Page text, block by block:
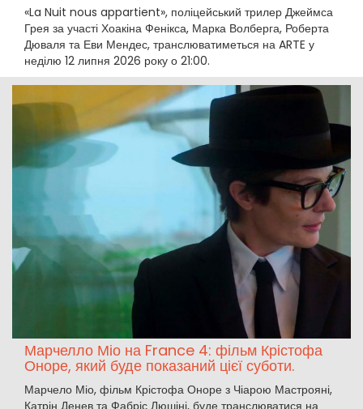
«La Nuit nous appartient», поліцейський трилер Джеймса
Грея за участі Хоакіна Фенікса, Марка Волберга, Роберта
Дюваля та Еви Мендес, транслюватиметься на ARTE у
неділю 12 липня 2026 року о 21:00.
Марчелло Міо на France 4: фільм Крістофа
Оноре, який буде показаний цієї суботи.
Марчело Міо, фільм Крістофа Оноре з Чіарою Мастрояні,